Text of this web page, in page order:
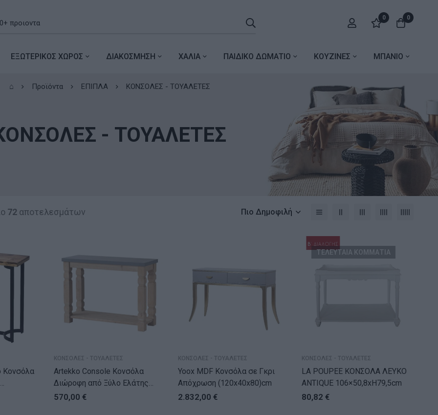
0 0
ΕΞΩΤΕΡΙΚΟΣ ΧΩΡΟΣ ΔΙΑΚΟΣΜΗΣΗ ΧΑΛΙΑ ΠΑΙΔΙΚΟ ΔΩΜΑΤΙΟ ΚΟΥΖΙΝΕΣ ΜΠΑΝΙΟ
⌂ Προϊόντα ΕΠΙΠΛΑ ΚΟΝΣΟΛΕΣ - ΤΟΥΑΛΕΤΕΣ
- ΤΟΥΑΛΕΤΕΣ
72αποτελεσμάτων Πιο Δημοφιλή
Κονσόλα
ΚΟΝΣΟΛΕΣ - ΤΟΥΑΛΕΤΕΣ
Artekko Console Κονσόλα
Διώροφη από Ξύλο Ελάτης
MDF Γκρι Φυσική Απόχρωση
570,00€
ΚΟΝΣΟΛΕΣ - ΤΟΥΑΛΕΤΕΣ
Yoox MDF Κονσόλα σε Γκρι
Απόχρωση (120x40x80)cm
2.832,00 €
ΤΕΛΕΥΤΑΙΑ ΚΟΜΜΑΤΙΑ
ΚΟΝΣΟΛΕΣ - ΤΟΥΑΛΕΤΕΣ
LA POUPEE ΚΟΝΣΟΛΑ ΛΕΥΚΟ
ANTIQUE 106×50,8xH79,5cm
80,82€